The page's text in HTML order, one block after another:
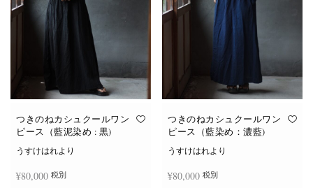
つきのねカシュクールワン
ピース（藍泥染め : 黒)
うすけはれより
¥80,000 税別
つきのねカシュクールワン
ピース（藍染め：濃藍)
うすけはれより
¥80,000 税別